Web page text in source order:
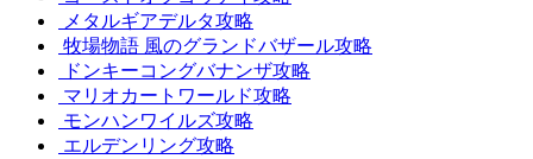
メタルギアデルタ攻略
牧場物語 風のグランドバザール攻略
ドンキーコングバナンザ攻略
マリオカートワールド攻略
モンハンワイルズ攻略
エルデンリング攻略